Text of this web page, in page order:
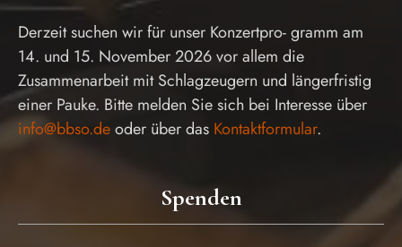
Derzeit suchen wir für unser Konzertpro- gramm am
14. und 15. November 2026 vor allem die
Zusammenarbeit mit Schlagzeugern und längerfristig
einer Pauke. Bitte melden Sie sich bei Interesse über
info@bbso.deoder über das Kontaktformular.
Spenden